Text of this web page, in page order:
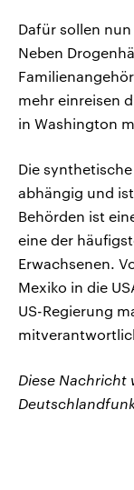
Dafür sollen
Neben
mehr einreisen
in Washington
Die
abhängig und
Behörden ist
eine der
Erwachsenen.
Mexiko in die
US-Regierung
Diese Nachricht